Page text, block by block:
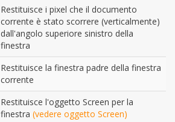
Restituisce i pixel che il documento
corrente è stato scorrere (verticalmente)
dall'angolo superiore sinistro della
finestra
Restituisce la finestra padre della finestra
corrente
Restituisce l'oggetto Screen per la
finestra (vedere oggetto Screen)